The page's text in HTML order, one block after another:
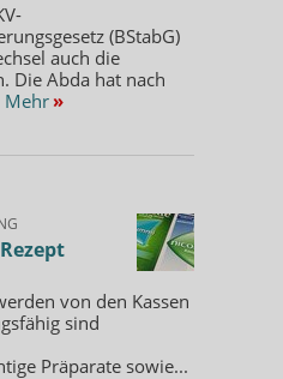
(BStabG)
auch die
Die Abda hat nach
Mehr »
von den Kassen
sind
Präparate sowie...